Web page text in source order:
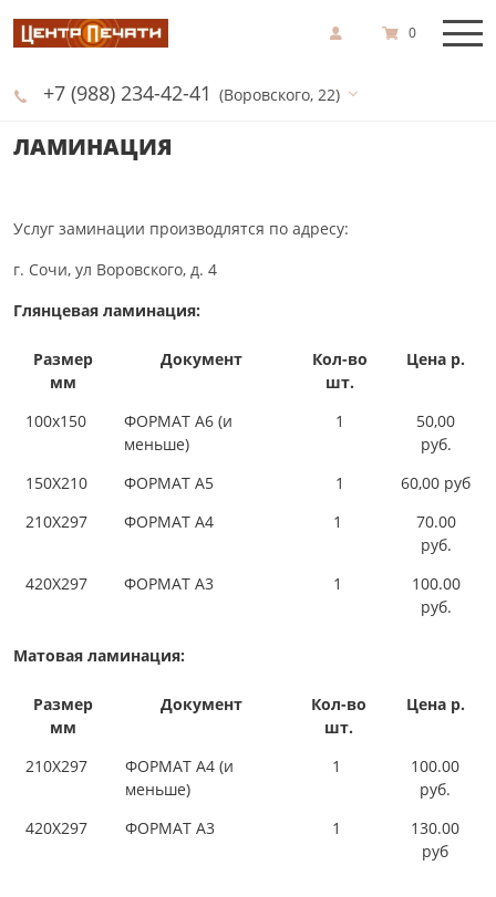
+7 (988) 234-42-41 (Воровского, 22)
0
ЛАМИНАЦИЯ
Услуг заминации производлятся по адресу:
г. Сочи, ул Воровского, д. 4
Глянцевая ламинация:
Размер
мм
Документ
Кол-во
шт.
Цена р.
100х150
ФОРМАТ А6 (и
меньше)
1
50,00
руб.
150Х210
ФОРМАТ А5 1
60,00 руб
210Х297
ФОРМАТ А4 1
70.00
руб.
420Х297
ФОРМАТ А3 1
100.00
руб.
Матовая ламинация:
Размер
мм
Документ
Кол-во
шт.
Цена р.
210Х297
ФОРМАТ А4 (и
меньше)
1
100.00
руб.
420Х297
ФОРМАТ А3 1
130.00
руб